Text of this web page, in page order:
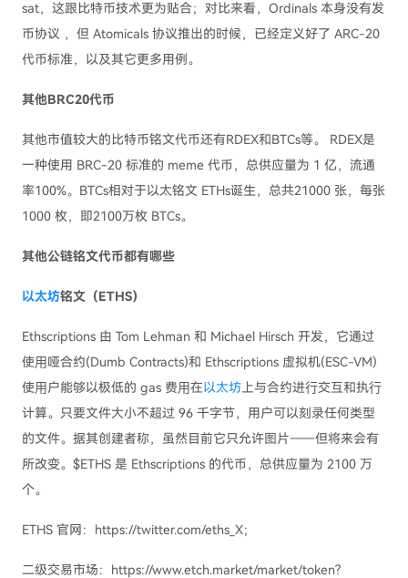
sat，这跟比特币技术更为贴合；对比来看，Ordinals 本身没有发
币协议 ，但 Atomicals 协议推出的时候，已经定义好了 ARC-20
代币标准，以及其它更多用例。
其他BRC20代币
其他市值较大的比特币铭文代币还有RDEX和BTCs等。 RDEX是
一种使用 BRC-20 标准的 meme 代币，总供应量为 1 亿，流通
率100%。BTCs相对于以太铭文 ETHs诞生，总共21000 张，每张
1000 枚，即2100万枚 BTCs。
其他公链铭文代币都有哪些
以太坊铭文（ETHS）
Ethscriptions 由 Tom Lehman 和 Michael Hirsch 开发，它通过
使⽤哑合约(Dumb Contracts)和 Ethscriptions 虚拟机(ESC-VM)
使⽤户能够以极低的 gas 费⽤在以太坊 上与合约进⾏交互和执⾏
计算。只要文件大小不超过 96 千字节，用户可以刻录任何类型
的文件。据其创建者称，虽然目前它只允许图片——但将来会有
所改变。$ETHS 是 Ethscriptions 的代币，总供应量为 2100 万
个。
ETHS 官网：https://twitter.com/eths_X；
二级交易市场：https://www.etch.market/market/token?